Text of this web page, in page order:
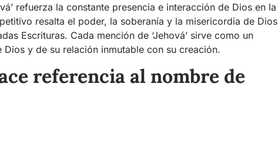
refuerza la constante presencia e interacción de Dios en la
resalta el poder, la soberanía y la misericordia de Dios
Escrituras. Cada mención de ‘Jehová’ sirve como un
y de su relación inmutable con su creación.
referencia al nombre de